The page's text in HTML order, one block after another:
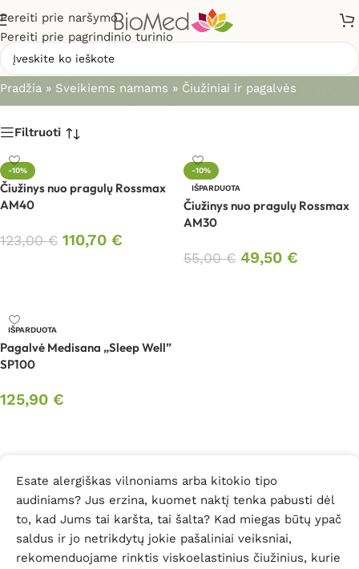
Pereiti prie naršymo
Pereiti prie pagrindinio turinio
Čiužiniai ir pagalvės
Pradžia » Sveikiems namams » Čiužiniai ir pagalvės
Filtruoti
-10%
Čiužinys nuo pragulų Rossmax
AM40
123,00€ 110,70 €
-10%
IŠPARDUOTA
Čiužinys nuo pragulų Rossmax
AM30
55,00€ 49,50 €
IŠPARDUOTA
Pagalvė Medisana „Sleep Well”
SP100
125,90 €
Esate alergiškas vilnoniams arba kitokio tipo
audiniams? Jus erzina, kuomet naktį tenka pabusti dėl
to, kad Jums tai karšta, tai šalta? Kad miegas būtų ypač
saldus ir jo netrikdytų jokie pašaliniai veiksniai,
rekomenduojame rinktis viskoelastinius čiužinius, kurie